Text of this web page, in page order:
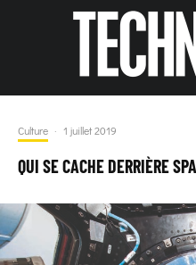
Culture · 1 juillet 2019
QUI SE CACHE DERRIÈRE